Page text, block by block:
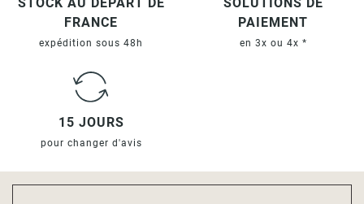
STOCK AU DÉPART DE
FRANCE
expédition sous 48h
SOLUTIONS DE
PAIEMENT
en 3x ou 4x *
15 JOURS
pour changer d'avis